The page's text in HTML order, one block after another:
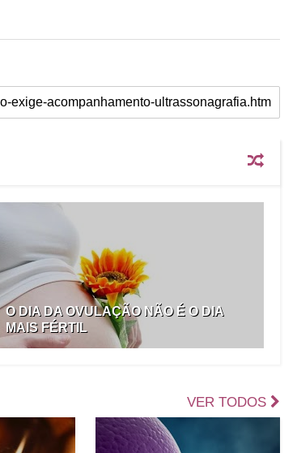
O DIA DA OVULAÇÃO NÃO É O DIA
MAIS FÉRTIL
VER TODOS